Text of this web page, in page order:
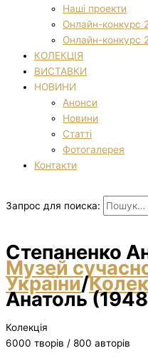
Наші проекти
Онлайн-конкурс
Онлайн-конкурс
КОЛЕКЦІЯ
ВИСТАВКИ
НОВИНИ
Анонси
Новини
Статті
Фотогалерея
Контакти
Запрос для поиска:
Степаненко
Музей
України/
Анатоль
Колекція
6000 творiв / 800 авторів